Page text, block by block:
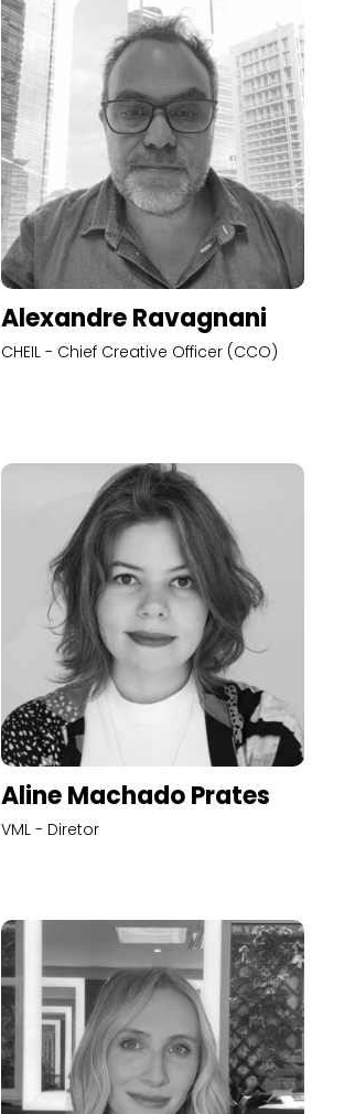
Alexandre Ravagnani
CHEIL - Chief Creative Officer (CCO)
Aline Machado Prates
VML - Diretor